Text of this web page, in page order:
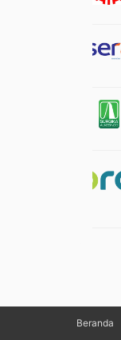
Beranda